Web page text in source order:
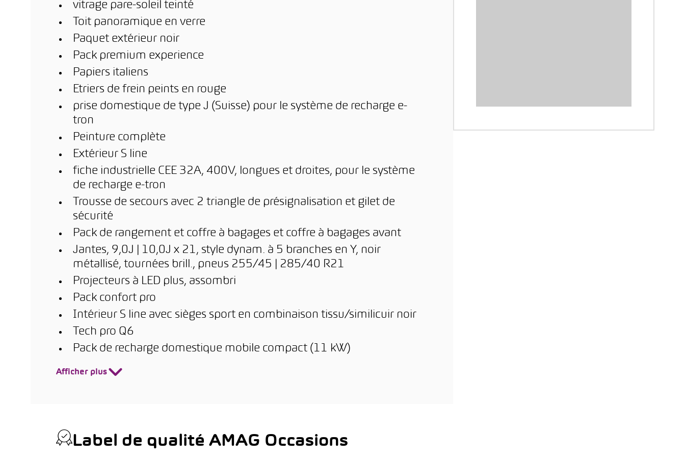
vitrage pare-soleil teinté
Toit panoramique en verre
Paquet extérieur noir
Pack premium experience
Papiers italiens
Etriers de frein peints en rouge
prise domestique de type J (Suisse) pour le système de recharge e-
tron
Peinture complète
Extérieur S line
fiche industrielle CEE 32A, 400V, longues et droites, pour le système
de recharge e-tron
Trousse de secours avec 2 triangle de présignalisation et gilet de
sécurité
Pack de rangement et coffre à bagages et coffre à bagages avant
Jantes, 9,0J | 10,0J x 21, style dynam. à 5 branches en Y, noir
métallisé, tournées brill., pneus 255/45 | 285/40 R21
Projecteurs à LED plus, assombri
Pack confort pro
Intérieur S line avec sièges sport en combinaison tissu/similicuir noir
Tech pro Q6
Pack de recharge domestique mobile compact (11 kW)
Afficher plus
Label de qualité AMAG Occasions